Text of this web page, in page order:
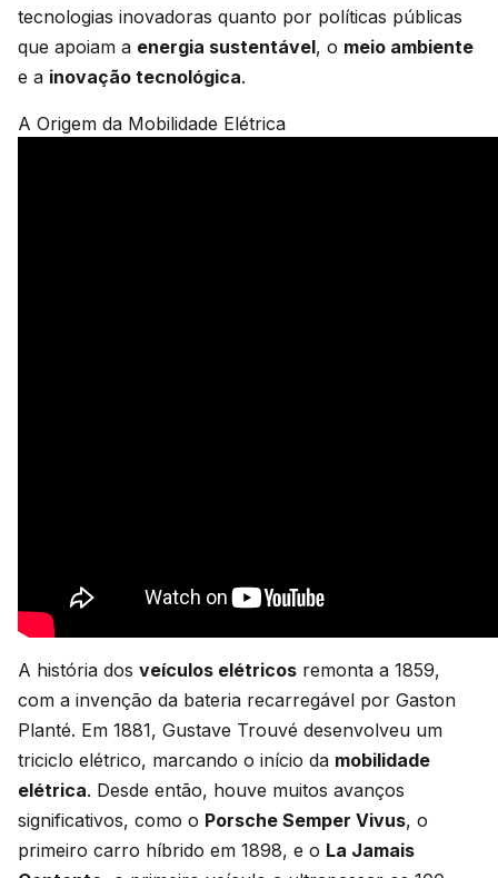
tecnologias inovadoras quanto por políticas públicas
que apoiam a energia sustentável, o meio ambiente
e a inovação tecnológica.
A Origem da Mobilidade Elétrica
A história dos veículos elétricos remonta a 1859,
com a invenção da bateria recarregável por Gaston
Planté. Em 1881, Gustave Trouvé desenvolveu um
triciclo elétrico, marcando o início da mobilidade
elétrica. Desde então, houve muitos avanços
significativos, como o Porsche Semper Vivus, o
primeiro carro híbrido em 1898, e o La Jamais